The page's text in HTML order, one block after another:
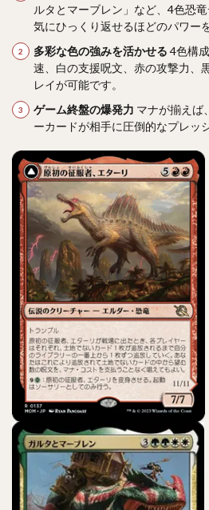
ルタとマーブレン」など、4色恐
気にひっくり返せるほどのパワー
多彩な色の強みを活かせる 4色構
速、白の支援呪文、赤の攻撃力、
レイが可能です。
ゲーム終盤の爆発力 マナが揃えば
ーカードが相手に圧倒的なプレッ